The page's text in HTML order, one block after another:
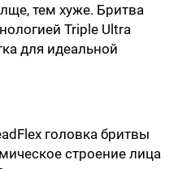
тем хуже. Бритва
Triple Ultra
для идеальной
головка бритвы
строение лица